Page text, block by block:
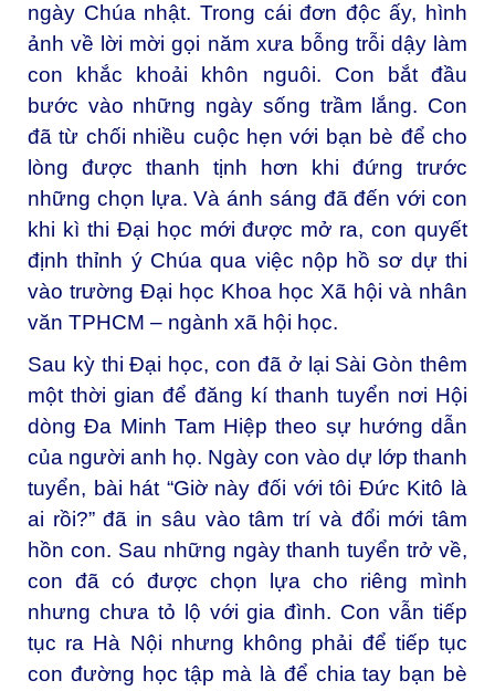
ngày Chúa nhật. Trong cái đơn độc ấy, hình
ảnh về lời mời gọi năm xưa bỗng trỗi dậy làm
con khắc khoải khôn nguôi. Con bắt đầu
bước vào những ngày sống trầm lắng. Con
đã từ chối nhiều cuộc hẹn với bạn bè để cho
lòng được thanh tịnh hơn khi đứng trước
những chọn lựa. Và ánh sáng đã đến với con
khi kì thi Đại học mới được mở ra, con quyết
định thỉnh ý Chúa qua việc nộp hồ sơ dự thi
vào trường Đại học Khoa học Xã hội và nhân
văn TPHCM – ngành xã hội học.
Sau kỳ thi Đại học, con đã ở lại Sài Gòn thêm
một thời gian để đăng kí thanh tuyển nơi Hội
dòng Đa Minh Tam Hiệp theo sự hướng dẫn
của người anh họ. Ngày con vào dự lớp thanh
tuyển, bài hát “Giờ này đối với tôi Đức Kitô là
ai rồi?” đã in sâu vào tâm trí và đổi mới tâm
hồn con. Sau những ngày thanh tuyển trở về,
con đã có được chọn lựa cho riêng mình
nhưng chưa tỏ lộ với gia đình. Con vẫn tiếp
tục ra Hà Nội nhưng không phải để tiếp tục
con đường học tập mà là để chia tay bạn bè